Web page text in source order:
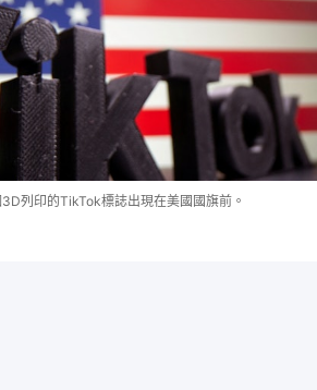
列印的TikTok標誌出現在美國國旗前。